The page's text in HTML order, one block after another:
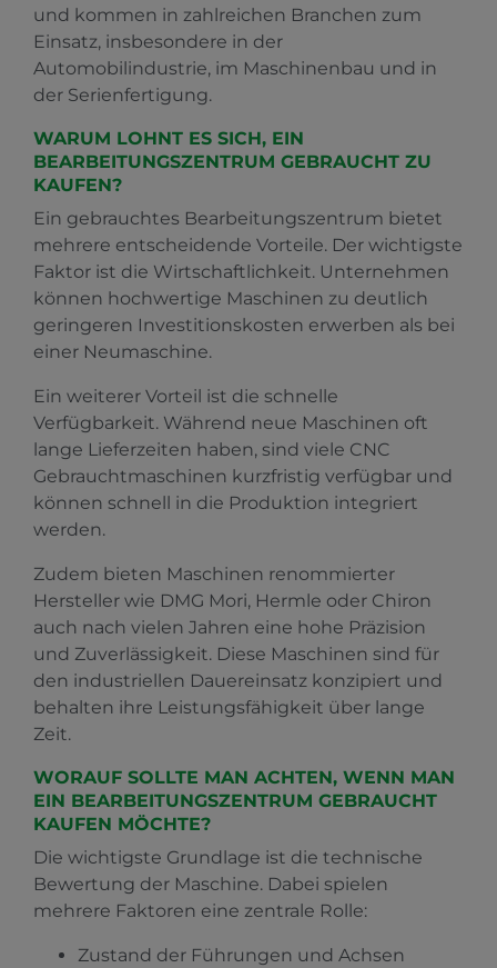
und kommen in zahlreichen Branchen zum
Einsatz, insbesondere in der
Automobilindustrie, im Maschinenbau und in
der Serienfertigung.
WARUM LOHNT ES SICH, EIN
BEARBEITUNGSZENTRUM GEBRAUCHT ZU
KAUFEN?
Ein gebrauchtes Bearbeitungszentrum bietet
mehrere entscheidende Vorteile. Der wichtigste
Faktor ist die Wirtschaftlichkeit. Unternehmen
können hochwertige Maschinen zu deutlich
geringeren Investitionskosten erwerben als bei
einer Neumaschine.
Ein weiterer Vorteil ist die schnelle
Verfügbarkeit. Während neue Maschinen oft
lange Lieferzeiten haben, sind viele CNC
Gebrauchtmaschinen kurzfristig verfügbar und
können schnell in die Produktion integriert
werden.
Zudem bieten Maschinen renommierter
Hersteller wie DMG Mori, Hermle oder Chiron
auch nach vielen Jahren eine hohe Präzision
und Zuverlässigkeit. Diese Maschinen sind für
den industriellen Dauereinsatz konzipiert und
behalten ihre Leistungsfähigkeit über lange
Zeit.
WORAUF SOLLTE MAN ACHTEN, WENN MAN
EIN BEARBEITUNGSZENTRUM GEBRAUCHT
KAUFEN MÖCHTE?
Die wichtigste Grundlage ist die technische
Bewertung der Maschine. Dabei spielen
mehrere Faktoren eine zentrale Rolle:
Zustand der Führungen und Achsen